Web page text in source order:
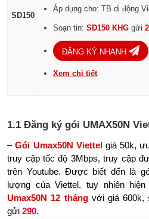
SD150
Áp dụng cho: TB di động
Soạn tin:SD150 KHGgửi
ĐĂNG KÝ NHANH
Xem chi tiết
1.1 Đăng ký gói UMAX50N
–Gói Umax50N Viettelgiá 50k,
truy cập tốc độ 3Mbps, truy cập
trên Youtube. Được biết đến là
lượng của Viettel, tuy nhiên
Umax50N 12 thángvới giá 600k,
gửi290.